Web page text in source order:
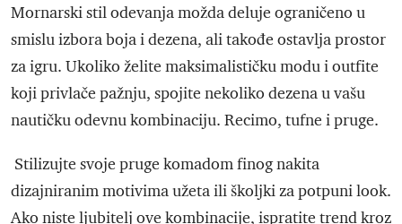
Mornarski stil odevanja možda deluje ograničeno u
smislu izbora boja i dezena, ali takođe ostavlja prostor
za igru. Ukoliko želite maksimalističku modu i outfite
koji privlače pažnju, spojite nekoliko dezena u vašu
nautičku odevnu kombinaciju. Recimo, tufne i pruge.
Stilizujte svoje pruge komadom finog nakita
dizajniranim motivima užeta ili školjki za potpuni look.
Ako niste ljubitelj ove kombinacije, ispratite trend kroz